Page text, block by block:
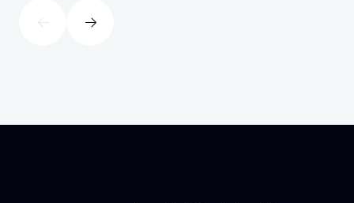
Liever eerst een pasmaatje bestellen? Dat kan!